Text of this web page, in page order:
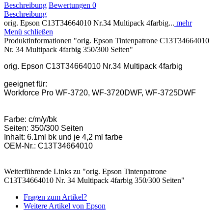
Beschreibung Bewertungen 0
Beschreibung
orig. Epson C13T34664010 Nr.34 Multipack 4farbig... mehr
Menü schließen
Produktinformationen "orig. Epson Tintenpatrone C13T34664010
Nr. 34 Multipack 4farbig 350/300 Seiten"
orig. Epson C13T34664010 Nr.34 Multipack 4farbig
geeignet für:
Workforce Pro WF-3720, WF-3720DWF, WF-3725DWF
Farbe: c/m/y/bk
Seiten: 350/300 Seiten
Inhalt: 6.1ml bk und je 4,2 ml farbe
OEM-Nr.: C13T34664010
Weiterführende Links zu "orig. Epson Tintenpatrone
C13T34664010 Nr. 34 Multipack 4farbig 350/300 Seiten"
Fragen zum Artikel?
Weitere Artikel von Epson